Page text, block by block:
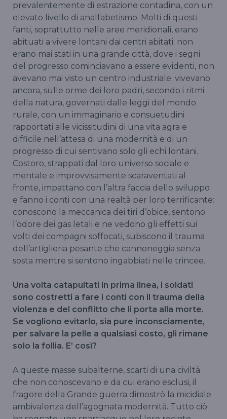
prevalentemente di estrazione contadina, con un
elevato livello di analfabetismo. Molti di questi
fanti, soprattutto nelle aree meridionali, erano
abituati a vivere lontani dai centri abitati; non
erano mai stati in una grande città, dove i segni
del progresso cominciavano a essere evidenti, non
avevano mai visto un centro industriale; vivevano
ancora, sulle orme dei loro padri, secondo i ritmi
della natura, governati dalle leggi del mondo
rurale, con un immaginario e consuetudini
rapportati alle vicissitudini di una vita agra e
difficile nell’attesa di una modernità e di un
progresso di cui sentivano solo gli echi lontani.
Costoro, strappati dal loro universo sociale e
mentale e improvvisamente scaraventati al
fronte, impattano con l’altra faccia dello sviluppo
e fanno i conti con una realtà per loro terrificante:
conoscono la meccanica dei tiri d’obice, sentono
l’odore dei gas letali e ne vedono gli effetti sui
volti dei compagni soffocati, subiscono il trauma
dell’artiglieria pesante che cannoneggia senza
sosta mentre si sentono ingabbiati nelle trincee.
Una volta catapultati in prima linea, i soldati
sono costretti a fare i conti con il trauma della
violenza e del conflitto che li porta alla morte.
Se vogliono evitarlo, sia pure inconsciamente,
per salvare la pelle a qualsiasi costo, gli rimane
solo la follia. E’ così?
A queste masse subalterne, scarti di una civiltà
che non conoscevano e da cui erano esclusi, il
fragore della Grande guerra dimostrò la micidiale
ambivalenza dell’agognata modernità. Tutto ciò